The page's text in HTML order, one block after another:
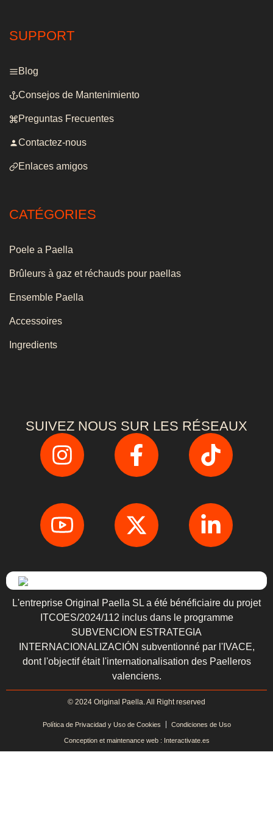
SUPPORT
Blog
Consejos de Mantenimiento
Preguntas Frecuentes
Contactez-nous
Enlaces amigos
CATÉGORIES
Poele a Paella
Brûleurs à gaz et réchauds pour paellas
Ensemble Paella
Accessoires
Ingredients
SUIVEZ NOUS SUR LES RÉSEAUX
L'entreprise Original Paella SL a été bénéficiaire du projet
ITCOES/2024/112 inclus dans le programme
SUBVENCION ESTRATEGIA
INTERNACIONALIZACIÓN subventionné par l'IVACE,
dont l'objectif était l'internationalisation des Paelleros
valenciens.
© 2024 Original Paella. All Right reserved
Política de Privacidad y Uso de Cookies Condiciones de Uso
Conception et maintenance web : Interactivate.es